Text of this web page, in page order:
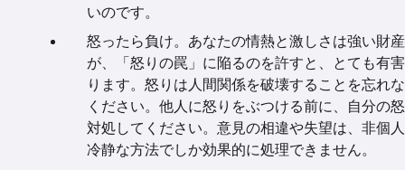
いのです。
怒ったら負け。あなたの情熱と激しさは強い財
が、「怒りの罠」に陥るのを許すと、とても有
ります。怒りは人間関係を破壊することを忘れ
ください。他人に怒りをぶつける前に、自分の
対処してください。意見の相違や失望は、非個
冷静な方法でしか効果的に処理できません。